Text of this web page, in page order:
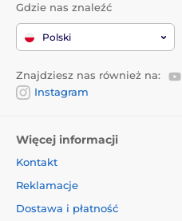
Gdzie nas znaleźć
Polski
Znajdziesz nas również na:
Instagram
Więcej informacji
Kontakt
Reklamacje
Dostawa i płatność